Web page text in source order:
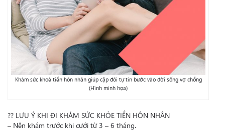
Khám sức khoẻ tiền hôn nhân giúp cặp đôi tự tin bước vào đời sống vợ chồng
(Hình minh họa)
?? LƯU Ý KHI ĐI KHÁM SỨC KHỎE TIỀN HÔN NHÂN
– Nên khám trước khi cưới từ 3 – 6 tháng.